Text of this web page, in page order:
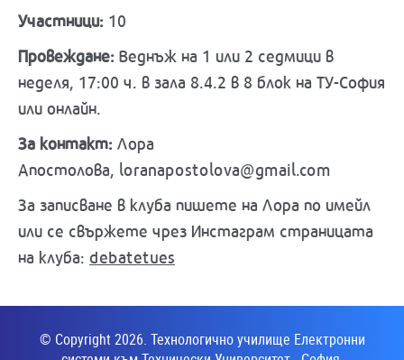
Участници: 10
Провеждане:Веднъж на 1 или 2 седмици в
неделя, 17:00 ч. в зала 8.4.2 в 8 блок на ТУ-София
или онлайн.
За контакт:Лора
Апостолова, loranapostolova@gmail.com
За записване в клуба пишете на Лора по имейл
или се свържете чрез Инстаграм страницата
на клуба: debatetues
© Copyright 2026. Технологично училище Електронни